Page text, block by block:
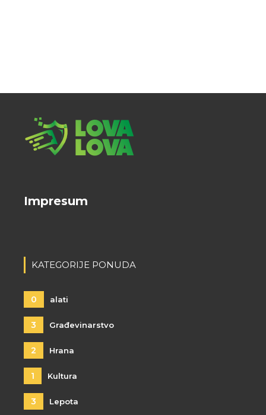
Impresum
KATEGORIJE PONUDA
0 alati
3 Građevinarstvo
2 Hrana
1 Kultura
3 Lepota